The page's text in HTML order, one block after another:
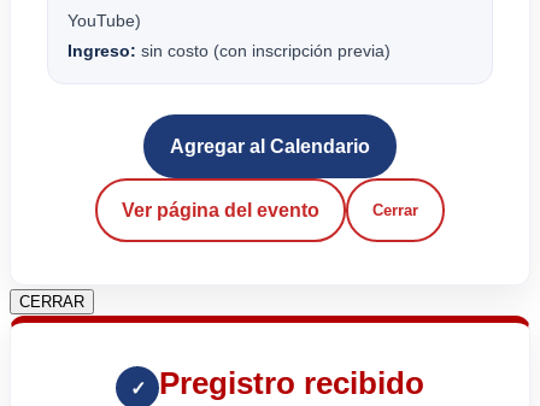
YouTube)
Ingreso: sin costo (con inscripción previa)
Agregar al Calendario
Ver página del evento Cerrar
CERRAR
✓ Pregistro recibido